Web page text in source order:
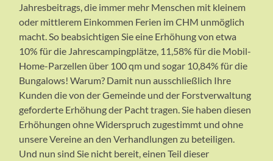
Jahresbeitrags, die immer mehr Menschen mit kleinem
oder mittlerem Einkommen Ferien im CHM unmöglich
macht. So beabsichtigen Sie eine Erhöhung von etwa
10% für die Jahrescampingplätze, 11,58% für die Mobil-
Home-Parzellen über 100 qm und sogar 10,84% für die
Bungalows! Warum? Damit nun ausschließlich Ihre
Kunden die von der Gemeinde und der Forstverwaltung
geforderte Erhöhung der Pacht tragen. Sie haben diesen
Erhöhungen ohne Widerspruch zugestimmt und ohne
unsere Vereine an den Verhandlungen zu beteiligen.
Und nun sind Sie nicht bereit, einen Teil dieser